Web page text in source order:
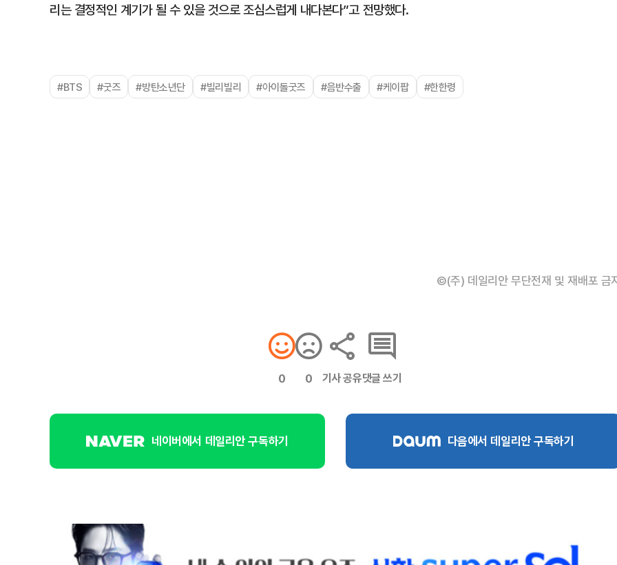
리는 결정적인 계기가 될 수 있을 것으로 조심스럽게 내다본다”고 전망했다.
#BTS #굿즈 #방탄소년단 #빌리빌리 #아이돌굿즈 #음반수출 #케이팝 #한한령
©(주) 데일리안 무단전재 및 재배포 금
0 0 기사 공유댓글 쓰기
네이버에서 데일리안 구독하기 다음에서 데일리안 구독하기